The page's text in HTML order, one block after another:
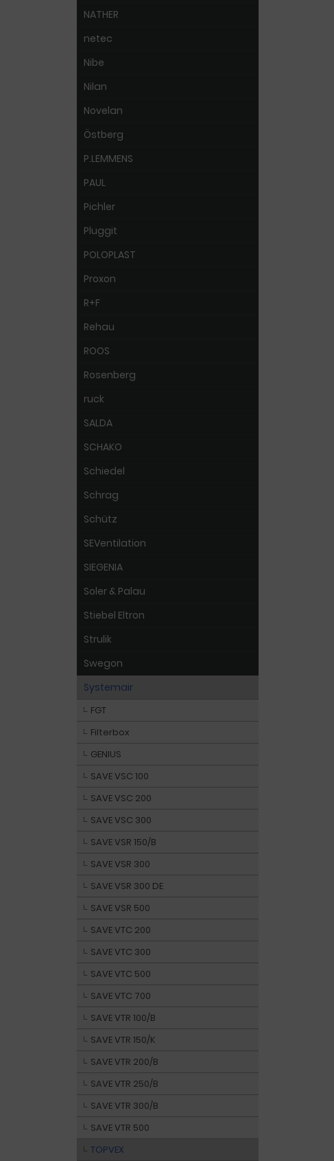
NATHER
netec
Nibe
Nilan
Novelan
Östberg
P.LEMMENS
PAUL
Pichler
Pluggit
POLOPLAST
Proxon
R+F
Rehau
ROOS
Rosenberg
ruck
SALDA
SCHAKO
Schiedel
Schrag
Schütz
SEVentilation
SIEGENIA
Soler & Palau
Stiebel Eltron
Strulik
Swegon
Systemair
FGT
Filterbox
GENIUS
SAVE VSC 100
SAVE VSC 200
SAVE VSC 300
SAVE VSR 150/B
SAVE VSR 300
SAVE VSR 300 DE
SAVE VSR 500
SAVE VTC 200
SAVE VTC 300
SAVE VTC 500
SAVE VTC 700
SAVE VTR 100/B
SAVE VTR 150/K
SAVE VTR 200/B
SAVE VTR 250/B
SAVE VTR 300/B
SAVE VTR 500
TOPVEX